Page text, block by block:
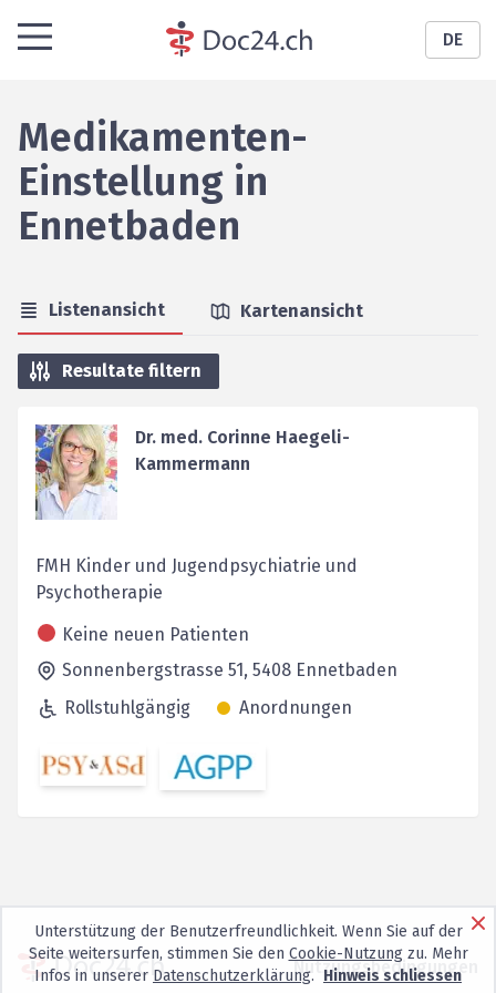
DE
Medikamenten-
Einstellung in
Ennetbaden
Listenansicht Kartenansicht
Resultate filtern
Dr. med. Corinne Haegeli-
Kammermann
FMH Kinder und Jugendpsychiatrie und
Psychotherapie
Keine neuen Patienten
Sonnenbergstrasse 51, 5408 Ennetbaden
Rollstuhlgängig
Anordnungen
Nutzungsbedingungen
Unterstützung der Benutzerfreundlichkeit. Wenn Sie auf der
Seite weitersurfen, stimmen Sie den Cookie-Nutzungzu. Mehr
Infos in unserer Datenschutzerklärung. Hinweis schliessen